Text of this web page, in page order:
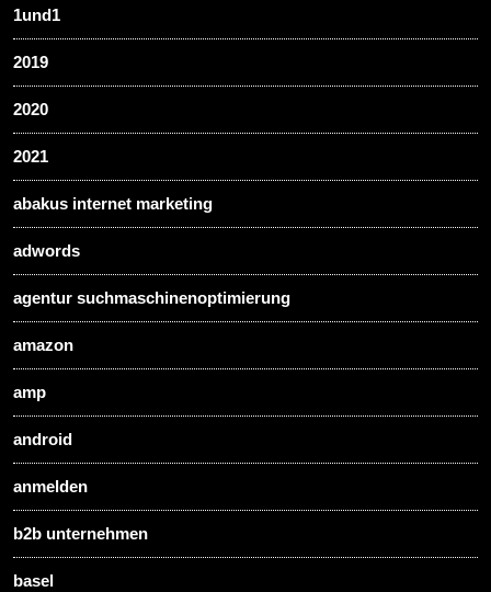
1und1
2019
2020
2021
abakus internet marketing
adwords
agentur suchmaschinenoptimierung
amazon
amp
android
anmelden
b2b unternehmen
basel